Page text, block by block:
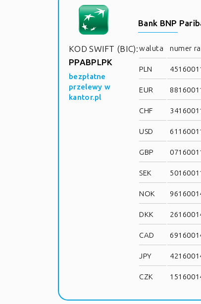
KOD SWIFT (BIC):
PPABPLPK
bezpłatne
przelewy w
kantor.pl
Bank BNP
waluta numer
PLN
EUR
CHF
USD
GBP
SEK
NOK
DKK
CAD
JPY
CZK